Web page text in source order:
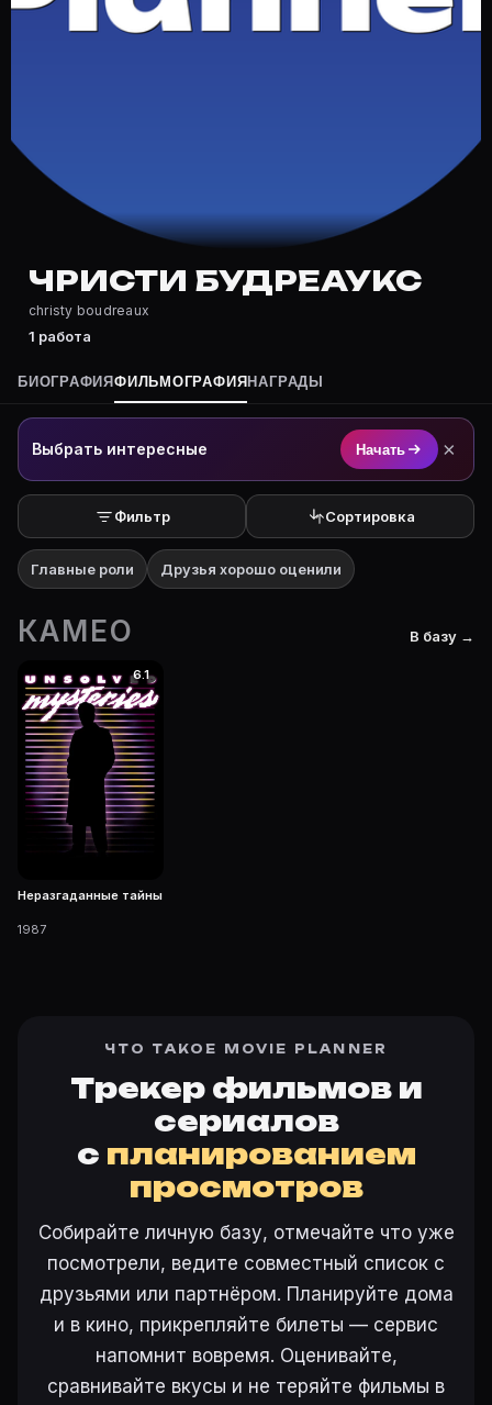
Где снимался Чристи Будреаукс?
Чристи Будреаукс — актёр. Биография и роли на
Где открыть фильмографию Чристи Будреаукс?
На Movie Planner: https://movie-planner.ru/s/
ЧРИСТИ БУДРЕАУКС
christy boudreaux
1 работа
БИОГРАФИЯФИЛЬМОГРАФИЯ НАГРАДЫ
Выбрать интересные Начать ×
Фильтр Сортировка
Главные роли Друзья хорошо оценили
КАМЕО В базу →
6.1
Неразгаданные тайны
1987
ЧТО ТАКОЕ MOVIE PLANNER
Трекер фильмов и
сериалов
с планированием
просмотров
Собирайте личную базу, отмечайте что уже
посмотрели, ведите совместный список с
друзьями или партнёром. Планируйте дома
и в кино, прикрепляйте билеты — сервис
напомнит вовремя. Оценивайте,
сравнивайте вкусы и не теряйте фильмы в